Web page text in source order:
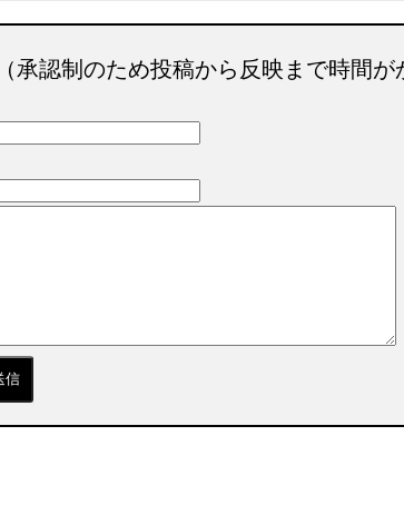
承認制のため投稿から反映まで時間が